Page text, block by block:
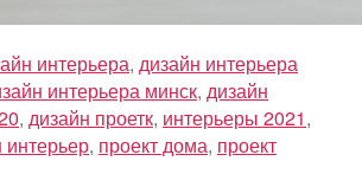
интерьера, дизайн интерьера
интерьера минск, дизайн
, дизайн проетк, интерьеры 2021,
интерьер, проект дома, проект